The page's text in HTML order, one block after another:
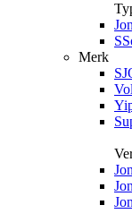
Merk